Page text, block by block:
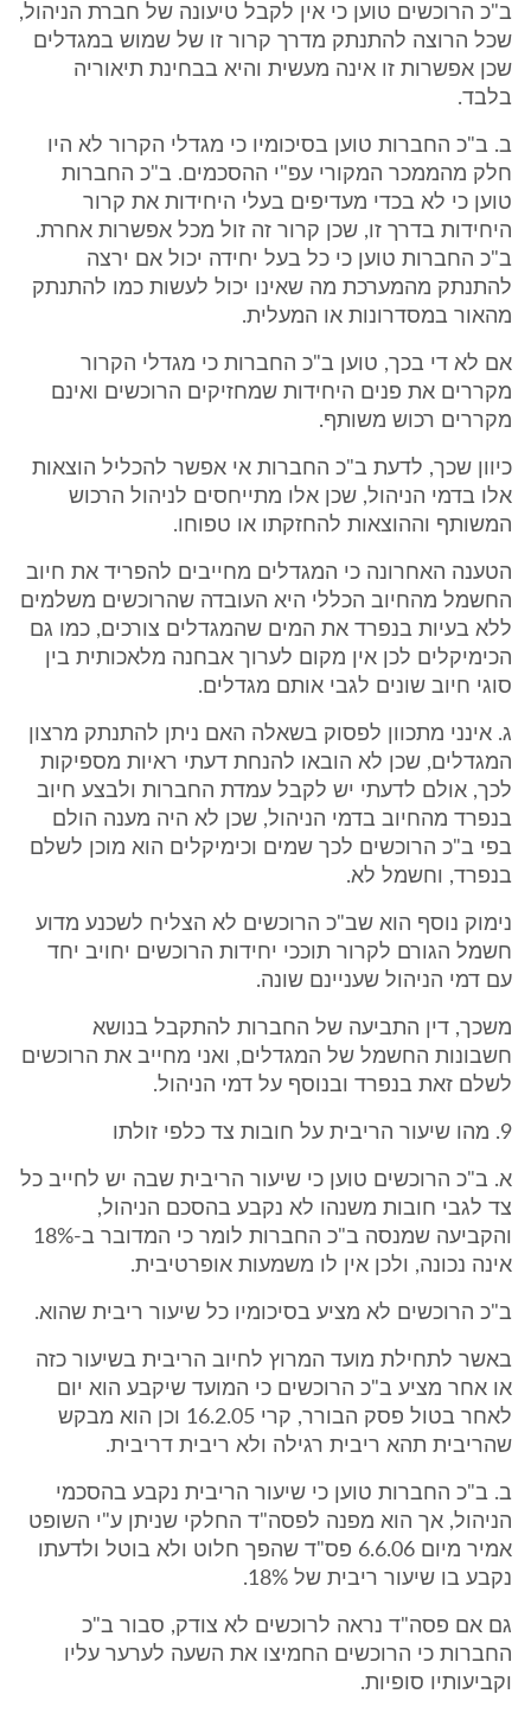
ב"כ הרוכשים טוען כי אין לקבל טיעונה של חברת הניהול,
שכל הרוצה להתנתק מדרך קרור זו של שמוש במגדלים
שכן אפשרות זו אינה מעשית והיא בבחינת תיאוריה
בלבד.
ב. ב"כ החברות טוען בסיכומיו כי מגדלי הקרור לא היו
חלק מהממכר המקורי עפ"י ההסכמים. ב"כ החברות
טוען כי לא בכדי מעדיפים בעלי היחידות את קרור
היחידות בדרך זו, שכן קרור זה זול מכל אפשרות אחרת.
ב"כ החברות טוען כי כל בעל יחידה יכול אם ירצה
להתנתק מהמערכת מה שאינו יכול לעשות כמו להתנתק
מהאור במסדרונות או המעלית.
אם לא די בכך, טוען ב"כ החברות כי מגדלי הקרור
מקררים את פנים היחידות שמחזיקים הרוכשים ואינם
מקררים רכוש משותף.
כיוון שכך, לדעת ב"כ החברות אי אפשר להכליל הוצאות
אלו בדמי הניהול, שכן אלו מתייחסים לניהול הרכוש
המשותף וההוצאות להחזקתו או טפוחו.
הטענה האחרונה כי המגדלים מחייבים להפריד את חיוב
החשמל מהחיוב הכללי היא העובדה שהרוכשים משלמים
ללא בעיות בנפרד את המים שהמגדלים צורכים, כמו גם
הכימיקלים לכן אין מקום לערוך אבחנה מלאכותית בין
סוגי חיוב שונים לגבי אותם מגדלים.
ג. אינני מתכוון לפסוק בשאלה האם ניתן להתנתק מרצון
המגדלים, שכן לא הובאו להנחת דעתי ראיות מספיקות
לכך, אולם לדעתי יש לקבל עמדת החברות ולבצע חיוב
בנפרד מהחיוב בדמי הניהול, שכן לא היה מענה הולם
בפי ב"כ הרוכשים לכך שמים וכימיקלים הוא מוכן לשלם
בנפרד, וחשמל לא.
נימוק נוסף הוא שב"כ הרוכשים לא הצליח לשכנע מדוע
חשמל הגורם לקרור תוככי יחידות הרוכשים יחויב יחד
עם דמי הניהול שעניינם שונה.
משכך, דין התביעה של החברות להתקבל בנושא
חשבונות החשמל של המגדלים, ואני מחייב את הרוכשים
לשלם זאת בנפרד ובנוסף על דמי הניהול.
9. מהו שיעור הריבית על חובות צד כלפי זולתו
א. ב"כ הרוכשים טוען כי שיעור הריבית שבה יש לחייב כל
צד לגבי חובות משנהו לא נקבע בהסכם הניהול,
והקביעה שמנסה ב"כ החברות לומר כי המדובר ב-18%
אינה נכונה, ולכן אין לו משמעות אופרטיבית.
ב"כ הרוכשים לא מציע בסיכומיו כל שיעור ריבית שהוא.
באשר לתחילת מועד המרוץ לחיוב הריבית בשיעור כזה
או אחר מציע ב"כ הרוכשים כי המועד שיקבע הוא יום
לאחר בטול פסק הבורר, קרי 16.2.05 וכן הוא מבקש
שהריבית תהא ריבית רגילה ולא ריבית דריבית.
ב. ב"כ החברות טוען כי שיעור הריבית נקבע בהסכמי
הניהול, אך הוא מפנה לפסה"ד החלקי שניתן ע"י השופט
אמיר מיום 6.6.06 פס"ד שהפך חלוט ולא בוטל ולדעתו
נקבע בו שיעור ריבית של 18%.
גם אם פסה"ד נראה לרוכשים לא צודק, סבור ב"כ
החברות כי הרוכשים החמיצו את השעה לערער עליו
וקביעותיו סופיות.